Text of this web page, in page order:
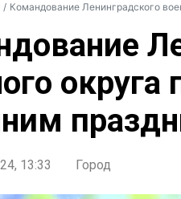
Командование Ленинградского
13:33 Город